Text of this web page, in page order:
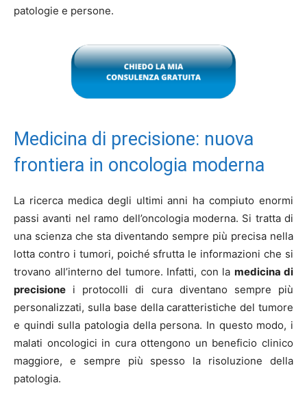
patologie e persone.
Medicina di precisione: nuova
frontiera in oncologia moderna
La ricerca medica degli ultimi anni ha compiuto enormi
passi avanti nel ramo dell’oncologia moderna. Si tratta di
una scienza che sta diventando sempre più precisa nella
lotta contro i tumori, poiché sfrutta le informazioni che si
trovano all’interno del tumore. Infatti, con la medicina di
precisione i protocolli di cura diventano sempre più
personalizzati, sulla base della caratteristiche del tumore
e quindi sulla patologia della persona. In questo modo, i
malati oncologici in cura ottengono un beneficio clinico
maggiore, e sempre più spesso la risoluzione della
patologia.